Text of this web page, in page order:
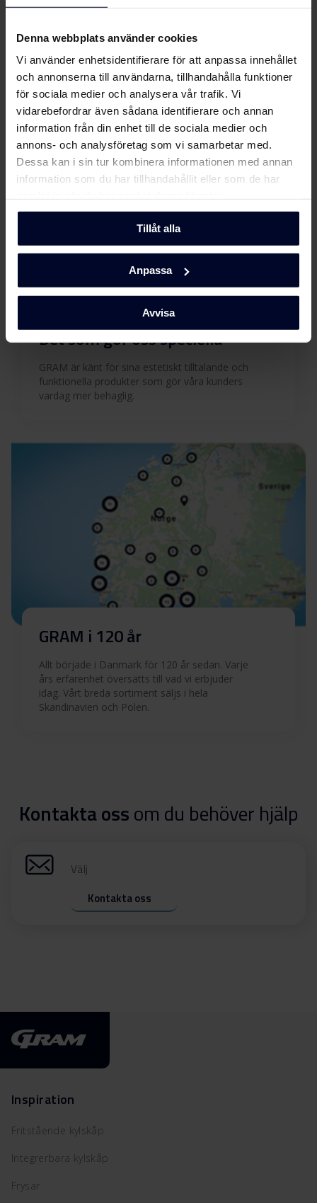
Denna webbplats använder cookies
Vi använder enhetsidentifierare för att anpassa innehållet
och annonserna till användarna, tillhandahålla funktioner
för sociala medier och analysera vår trafik. Vi
vidarebefordrar även sådana identifierare och annan
information från din enhet till de sociala medier och
annons- och analysföretag som vi samarbetar med.
Dessa kan i sin tur kombinera informationen med annan
information som du har tillhandahållit eller som de har
Tillåt alla
Anpassa
Avvisa
Produktbild HI 63460 T Ladda ner
Ladda ner alla (11) Ladda ner utvalda
och funktionella hushållsapparater med
tidlös skandinavisk design för att göra dem unika.
Läs mer här
Det som gör oss speciella
GRAM är känt för sina estetiskt tilltalande och
funktionella produkter som gör våra kunders
vardag mer behaglig.
GRAM i 120 år
Allt började i Danmark för 120 år sedan. Varje
års erfarenhet översätts till vad vi erbjuder
idag. Vårt breda sortiment säljs i hela
Skandinavien och Polen.
Kontakta ossom du behöver hjälp
Välj
Kontakta oss
Inspiration
Fritstående kylskåp
Integrerbara kylskåp
Frysar